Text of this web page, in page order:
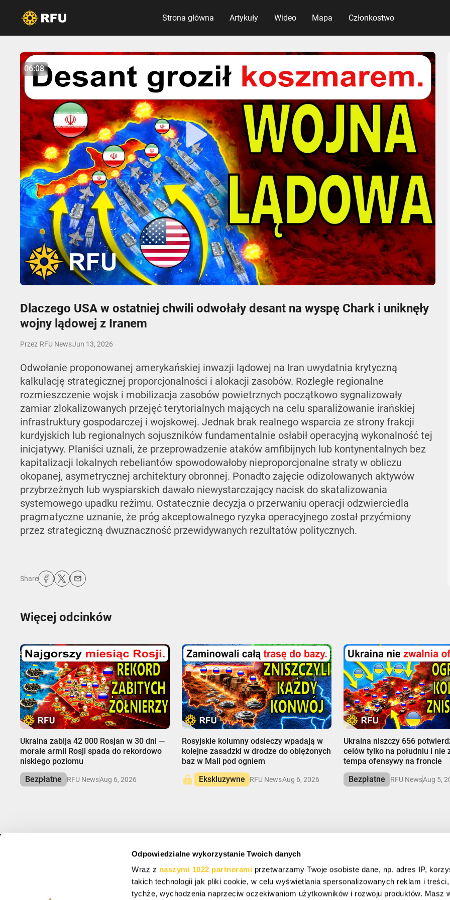
Odpowiedzialne wykorzystanie Twoich danych
Wraz z naszymi 1022 partnerami przetwarzamy Twoje osobiste dane, np. adres IP,
takich technologii jak pliki cookie, w celu wyświetlania spersonalizowanych reklam i
tychże, wychodzenia naprzeciw oczekiwaniom użytkowników i rozwoju produktów. Masz
Strona główna Artykuły Wideo Mapa Członkostwo
Play
06:07
Mute Settings
Enter
No items found.
06:08
Dlaczego USA w ostatniej chwili odwołały desant na wyspę Chark i uniknęły
wojny lądowej z Iranem
Przez RFU NewsJun 13, 2026
Odwołanie proponowanej amerykańskiej inwazji lądowej na Iran uwydatnia krytyczną
kalkulację strategicznej proporcjonalności i alokacji zasobów. Rozległe regionalne
rozmieszczenie wojsk i mobilizacja zasobów powietrznych początkowo sygnalizowały
zamiar zlokalizowanych przejęć terytorialnych mających na celu sparaliżowanie irańskiej
infrastruktury gospodarczej i wojskowej. Jednak brak realnego wsparcia ze strony frakcji
kurdyjskich lub regionalnych sojuszników fundamentalnie osłabił operacyjną wykonalność tej
inicjatywy. Planiści uznali, że przeprowadzenie ataków amfibijnych lub kontynentalnych bez
kapitalizacji lokalnych rebeliantów spowodowałoby nieproporcjonalne straty w obliczu
okopanej, asymetrycznej architektury obronnej. Ponadto zajęcie odizolowanych aktywów
przybrzeżnych lub wyspiarskich dawało niewystarczający nacisk do skatalizowania
systemowego upadku reżimu. Ostatecznie decyzja o przerwaniu operacji odzwierciedla
pragmatyczne uznanie, że próg akceptowalnego ryzyka operacyjnego został przyćmiony
przez strategiczną dwuznaczność przewidywanych rezultatów politycznych.
Share
Więcej odcinków
Ukraina zabija 42 000 Rosjan w 30 dni —
morale armii Rosji spada do rekordowo
niskiego poziomu
Bezpłatne
RFU NewsAug 6, 2026
Rosyjskie kolumny odsieczy wpadają w
kolejne zasadzki w drodze do oblężonych
baz w Mali pod ogniem
Ekskluzywne
RFU NewsAug 6, 2026
Ukraina niszczy 656
celów tylko na południu i nie
tempa ofensywy na froncie
Bezpłatne
RFU NewsAug 5,
Zapisz się, aby otrzymać specjalne oferty, darmowe prezenty i oferty życia.